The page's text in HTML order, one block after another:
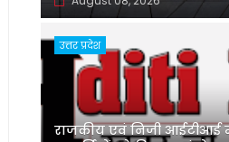
उत्तर प्रदेश
‌राजकीय एवं निजी आईटीआई